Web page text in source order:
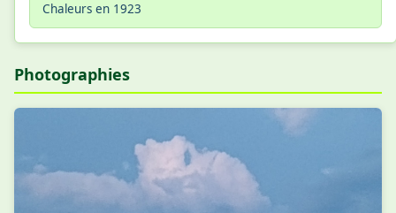
Chaleurs en 1923
Photographies